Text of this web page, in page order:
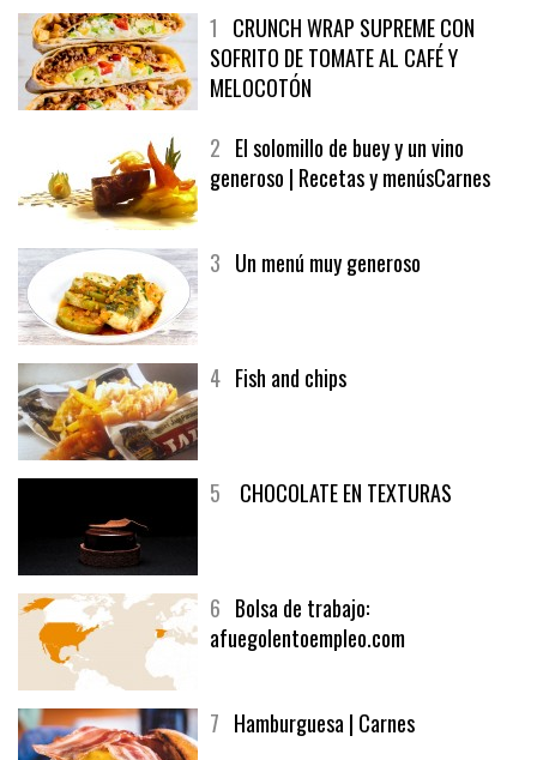
1CRUNCH WRAP SUPREME CON
SOFRITO DE TOMATE AL CAFÉ Y
MELOCOTÓN
2El solomillo de buey y un vino
6Bolsa de trabajo: